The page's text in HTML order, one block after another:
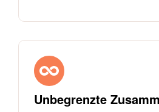
Unbegrenzte